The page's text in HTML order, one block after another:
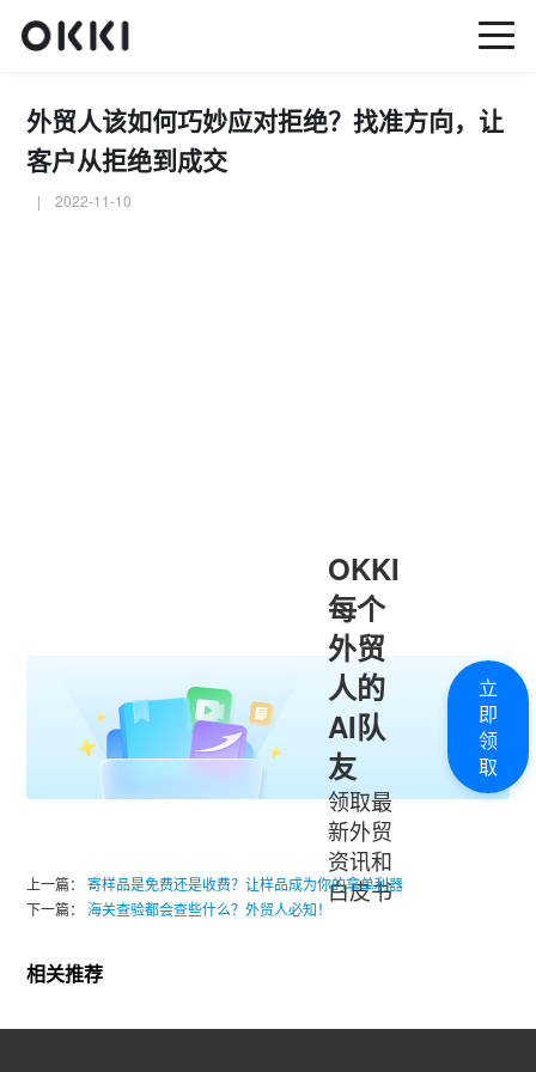
外贸人该如何巧妙应对拒绝？找准方向，让
客户从拒绝到成交
| 2022-11-10
OKKI
每个
外贸
人的
AI队
友
领取最
新外贸
资讯和
白皮书
立
即
领
取
上一篇：寄样品是免费还是收费？让样品成为你的拿单利器
下一篇：
海关查验都会查些什么？外贸人必知！
相关推荐